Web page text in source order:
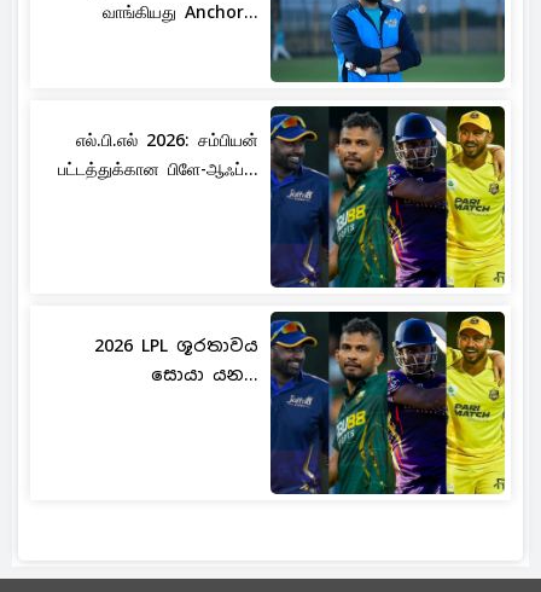
வாங்கியது Anchor...
எல்.பி.எல் 2026: சம்பியன்
பட்டத்துக்கான பிளே-ஆஃப்...
2026 LPL ශූරතාවය
සොයා යන...